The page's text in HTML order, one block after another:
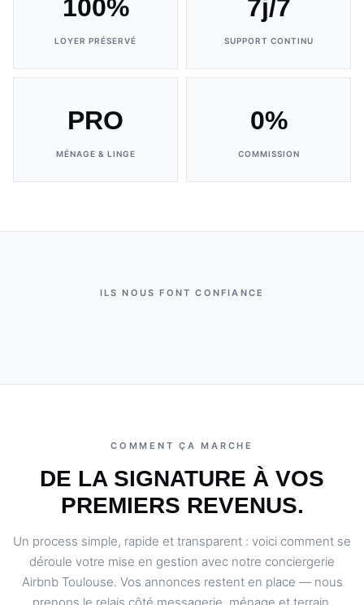
100%
LOYER PRÉSERVÉ
7j/7
SUPPORT CONTINU
PRO
MÉNAGE & LINGE
0%
COMMISSION
ILS NOUS FONT CONFIANCE
COMMENT ÇA MARCHE
DE LA SIGNATURE À VOS
PREMIERS REVENUS.
Un process simple, rapide et transparent : voici comment se
déroule votre mise en gestion avec notre conciergerie
Airbnb Toulouse. Vos annonces restent en place — nous